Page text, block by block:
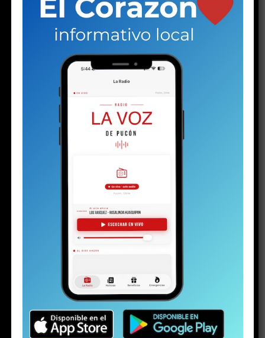
Las palabras de una joven en el hall central de espera
del tribunal de Pucón suenan duras. Las escuchan otras
dos mujeres: una de mediana edad y otra mayor. Las tres
se muerden los labios, como haciendo un esfuerzo por
contener las lágrimas. Pero la mayor no puede.
gota brota de sus ojos y rueda lentamente por su
mejilla, enrojecida por el frío invierno puconino. Su
rostro está endurecido. Se nota rabia, enojo e
impotencia. Quizás todo al mismo tiempo. Pero la
parte del enojo aumenta cuando un hombre llega a
Ambos son los progenitores del
contexto de la investigación por la
viralizada hace algunas semanas. La audiencia de control
de detención en el juzgado de calle Arauco ya había
terminado. El padre llegó tarde. Al parecer, una vez más.
Pero en la justicia hay poco espacio para las emociones.
Minutos antes de esa escena, el joven, con cara de